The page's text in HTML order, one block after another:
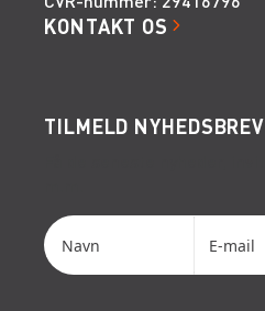
KONTAKT OS
TILMELD NYHEDSBREV